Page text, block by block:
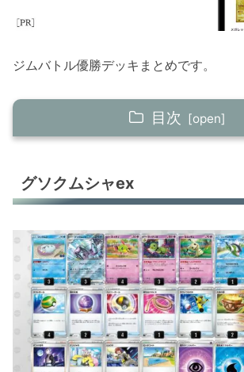
ジムバトル優勝デッキまとめです。
目次
デスカーンex＋ヒスイバクフーンV
ラウドボーンex
ガケガニ＋ネンドール
ミュウツーex＋ジュペッタex
キュレムV
グソクムシャex